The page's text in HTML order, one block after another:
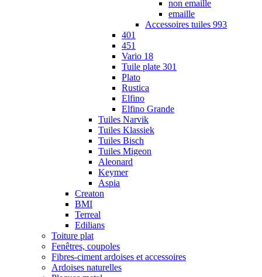
non emaille
emaille
Accessoires tuiles 993
401
451
Vario 18
Tuile plate 301
Plato
Rustica
Elfino
Elfino Grande
Tuiles Narvik
Tuiles Klassiek
Tuiles Bisch
Tuiles Migeon
Aleonard
Keymer
Aspia
Creaton
BMI
Terreal
Edilians
Toiture plat
Fenêtres, coupoles
Fibres-ciment ardoises et accessoires
Ardoises naturelles